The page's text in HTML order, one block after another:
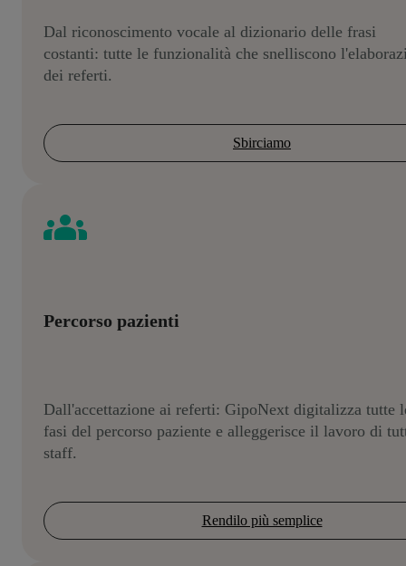
Dal riconoscimento vocale al dizionario delle frasi
costanti: tutte le funzionalità che snelliscono
dei referti.
Sbirciamo
Percorso pazienti
Dall'accettazione ai referti: GipoNext digitalizza tutte
fasi del percorso paziente e alleggerisce il lavoro di
staff.
Rendilo più semplice